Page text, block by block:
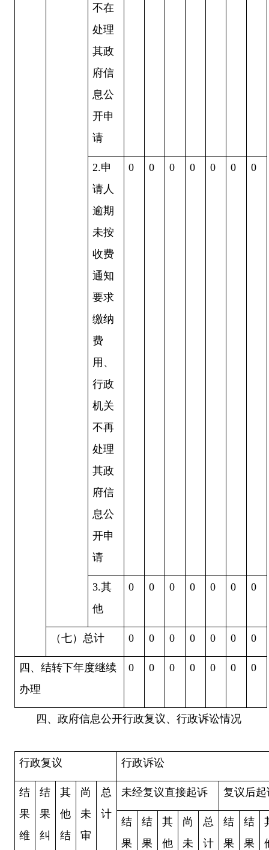
不在
处理
其政
府信
息公
开申
请
2.申
请人
逾期
未按
收费
通知
要求
缴纳
费
用、
行政
机关
不再
处理
其政
府信
息公
开申
请
0 0 0 0 0 0 0
3.其
他
0 0 0 0 0 0 0
（七）总计 0 0 0 0 0 0 0
四、结转下年度继续
办理
0 0 0 0 0 0 0
四、政府信息公开行政复议、行政诉讼情况
行政复议 行政诉讼
结
果
维
结
果
纠
其
他
结
尚
未
审
总
计
未经复议直接起诉 复议后起
结
果
结
果
其
他
尚
未
总
计
结
果
结
果